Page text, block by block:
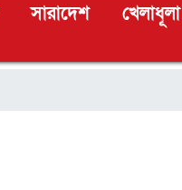
সারাদেশ খেলাধূলা